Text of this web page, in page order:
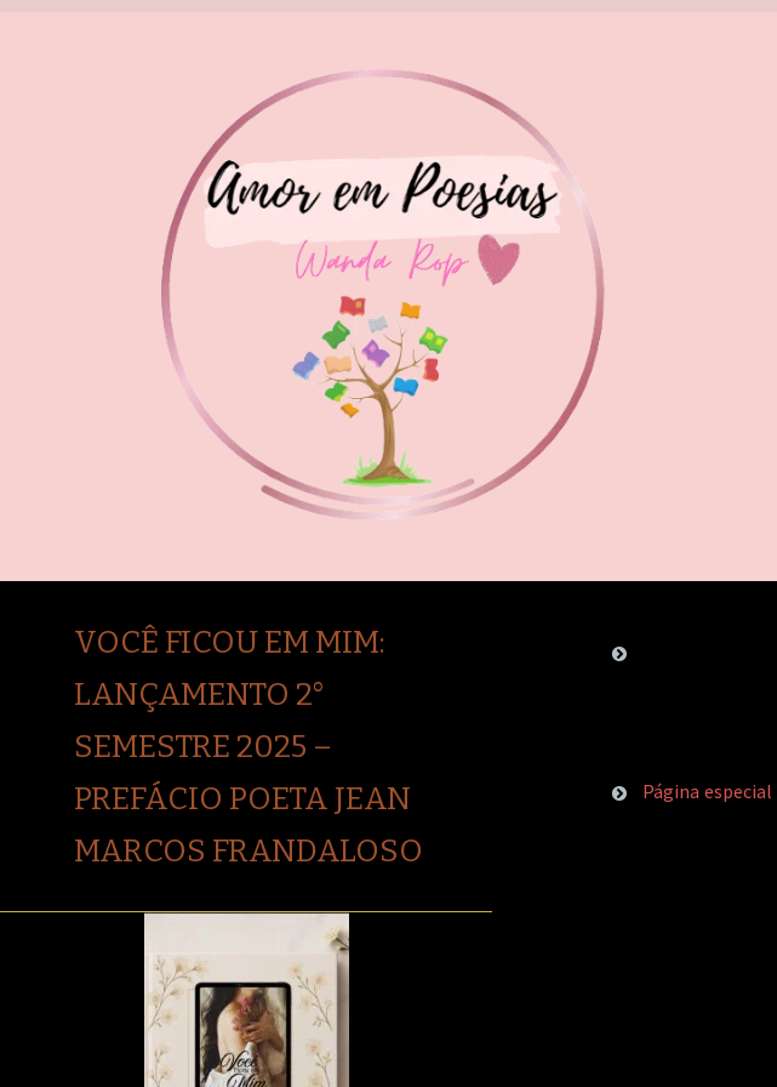
VOCÊ FICOU EM MIM:
LANÇAMENTO 2°
SEMESTRE 2025 –
PREFÁCIO POETA JEAN
MARCOS FRANDALOSO
Página especial